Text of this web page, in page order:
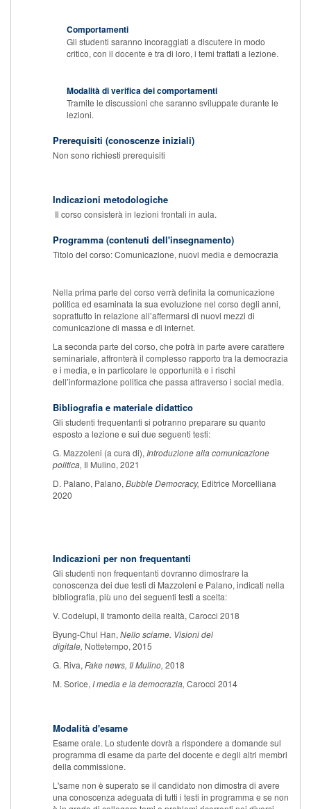
Comportamenti
Gli studenti saranno incoraggiati a discutere in modo
critico, con il docente e tra di loro, i temi trattati a lezione.
Modalità di verifica dei comportamenti
Tramite le discussioni che saranno sviluppate durante le
lezioni.
Prerequisiti (conoscenze iniziali)
Non sono richiesti prerequisiti
Indicazioni metodologiche
Il corso consisterà in lezioni frontali in aula.
Programma (contenuti dell'insegnamento)
Titolo del corso: Comunicazione, nuovi media e democrazia
Nella prima parte del corso verrà definita la comunicazione
politica ed esaminata la sua evoluzione nel corso degli anni,
soprattutto in relazione all’affermarsi di nuovi mezzi di
comunicazione di massa e di internet.
La seconda parte del corso, che potrà in parte avere carattere
seminariale, affronterà il complesso rapporto tra la democrazia
e i media, e in particolare le opportunità e i rischi
dell’informazione politica che passa attraverso i social media.
Bibliografia e materiale didattico
Gli studenti frequentanti si potranno preparare su quanto
esposto a lezione e sui due seguenti testi:
G. Mazzoleni (a cura di), Introduzione alla comunicazione
politica, Il Mulino, 2021
D. Palano, Palano, Bubble Democracy, Editrice Morcelliana
2020
Indicazioni per non frequentanti
Gli studenti non frequentanti dovranno dimostrare la
conoscenza dei due testi di Mazzoleni e Palano, indicati nella
bibliografia, più uno dei seguenti testi a scelta:
V. Codelupi, Il tramonto della realtà, Carocci 2018
Byung-Chul Han, Nello sciame. Visioni del
digitale, Nottetempo, 2015
G. Riva, Fake news, Il Mulino, 2018
M. Sorice, I media e la democrazia, Carocci 2014
Modalità d'esame
Esame orale. Lo studente dovrà a rispondere a domande sul
programma di esame da parte del docente e degli altri membri
della commissione.
L'same non è superato se il candidato non dimostra di avere
una conoscenza adeguata di tutti i testi in programma e se non